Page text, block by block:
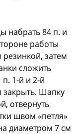
набрать 84 п. и
работы
затем
сложить
1-й и 2-й
закрыть. Шапку
отвернуть
швом «петля»
диаметром 7 см